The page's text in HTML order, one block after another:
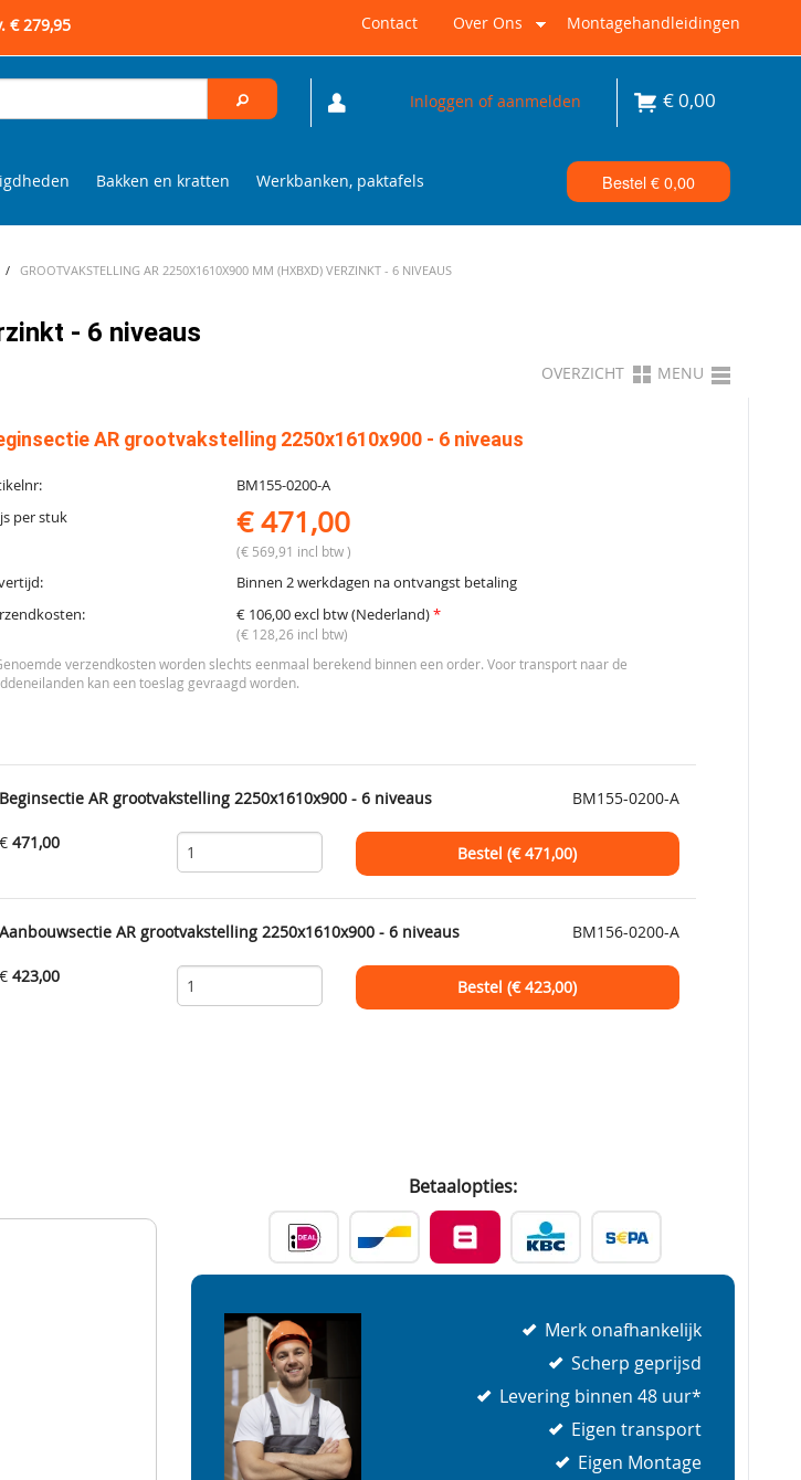
€ 279,95 Contact Over Ons Montagehandleidingen
Inloggen of aanmelden €0,00
Bakken en kratten Werkbanken, paktafels Bestel €0,00
/ GROOTVAKSTELLING AR 2250X1610X900 MM (HXBXD) VERZINKT - 6 NIVEAUS
- 6 niveaus
OVERZICHT MENU
AR grootvakstelling 2250x1610x900 - 6 niveaus
BM155-0200-A
per stuk
€ 471,00
(€ 569,91 incl btw )
Binnen 2 werkdagen na ontvangst betaling
€ 106,00 excl btw (Nederland)*
(€ 128,26 incl btw)
verzendkosten worden slechts eenmaal berekend binnen een order. Voor transport naar de
kan een toeslag gevraagd worden.
Beginsectie AR grootvakstelling 2250x1610x900 - 6 niveaus BM155-0200-A
€ 471,00
Bestel (€471,00)
Aanbouwsectie AR grootvakstelling 2250x1610x900 - 6 niveaus BM156-0200-A
€ 423,00
Bestel (€423,00)
Betaalopties:
Merk onafhankelijk
Scherp geprijsd
Levering binnen 48 uur*
Eigen transport
Eigen Montage